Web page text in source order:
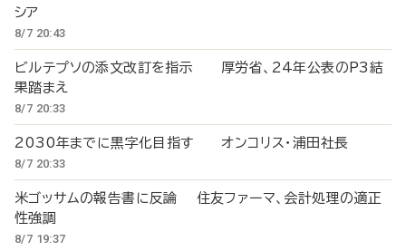
シア
8/7 20:43
ビルテプソの添文改訂を指示 厚労省、24年公表のP3結
果踏まえ
8/7 20:33
2030年までに黒字化目指す オンコリス・浦田社長
8/7 20:33
米ゴッサムの報告書に反論 住友ファーマ、会計処理の適正
性強調
8/7 19:37